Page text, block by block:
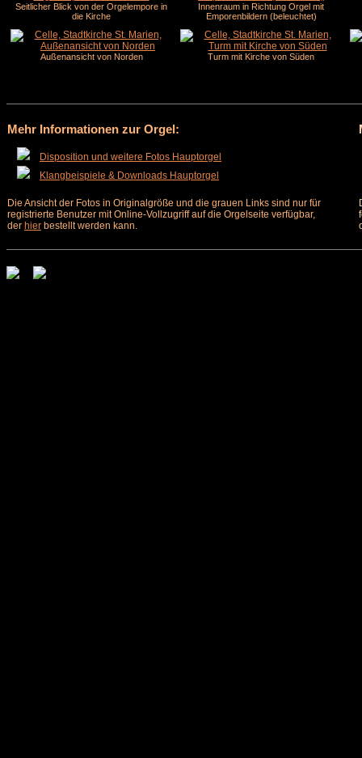
Seitlicher Blick von der Orgelempore in
die Kirche
Innenraum in Richtung Orgel mit
Emporenbildern (beleuchtet)
Außenansicht von Norden Turm mit Kirche von Süden
Mehr Informationen zur Orgel:
Disposition und weitere Fotos Hauptorgel
Klangbeispiele & Downloads Hauptorgel
Die Ansicht der Fotos in Originalgröße und die grauen Links sind nur für
registrierte Benutzer mit Online-Vollzugriff auf die Orgelseite verfügbar,
der hier bestellt werden kann.